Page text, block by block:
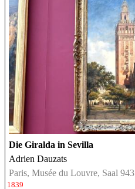
Die Giralda in Sevilla
Adrien Dauzats
Paris, Musée du Louvre, Saal 943
1839